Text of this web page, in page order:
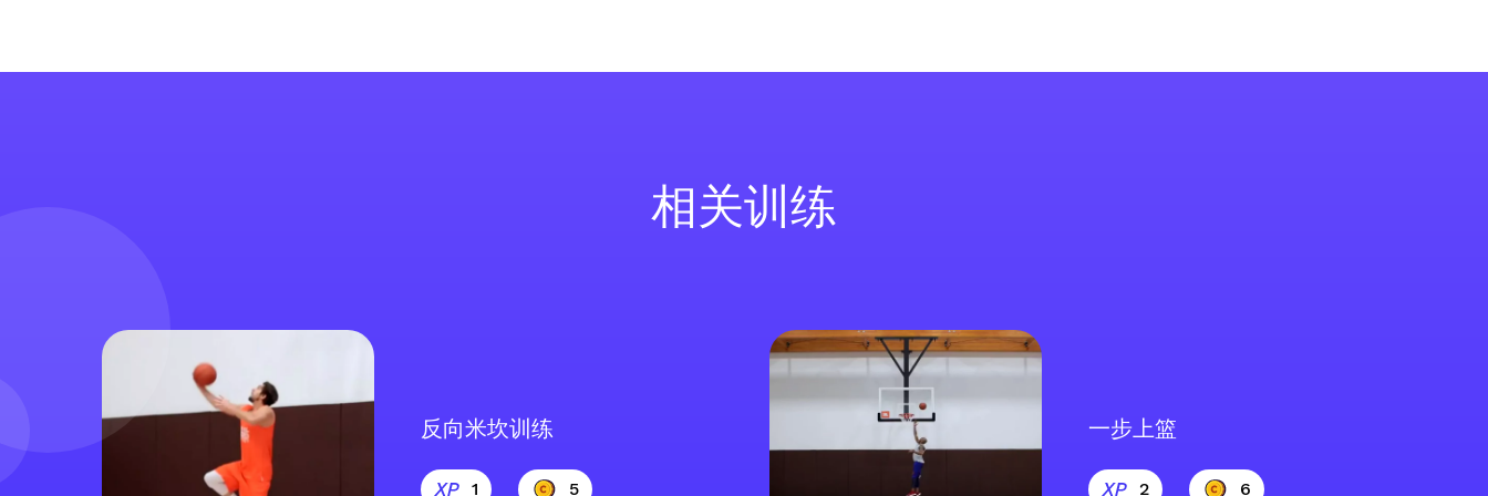
相关训练
反向米坎训练
1 5
一步上篮
2 6